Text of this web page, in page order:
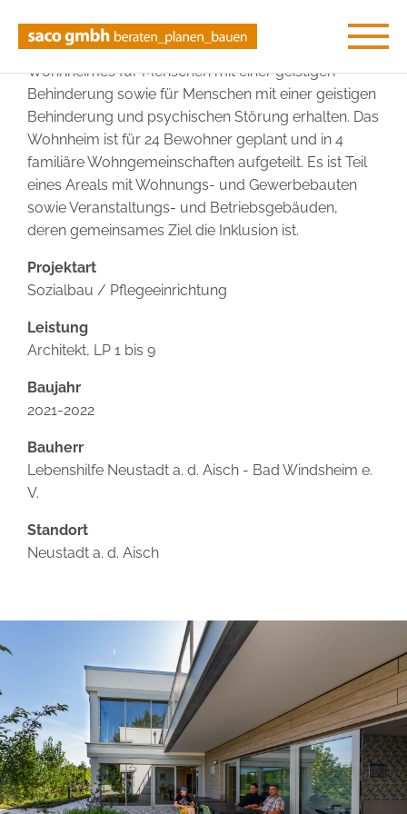
Im Zuge eines Wettbewerbes hat die saco gmbh
den Auftrag zur Planung und zum Bau des
Wohnheimes für Menschen mit einer geistigen
Behinderung sowie für Menschen mit einer geistigen
Behinderung und psychischen Störung erhalten. Das
Wohnheim ist für 24 Bewohner geplant und in 4
familiäre Wohngemeinschaften aufgeteilt. Es ist Teil
eines Areals mit Wohnungs- und Gewerbebauten
sowie Veranstaltungs- und Betriebsgebäuden,
deren gemeinsames Ziel die Inklusion ist.
Projektart
Sozialbau / Pflegeeinrichtung
Leistung
Architekt, LP 1 bis 9
Baujahr
2021-2022
Bauherr
Lebenshilfe Neustadt a. d. Aisch - Bad Windsheim e.
V.
Standort
Neustadt a. d. Aisch